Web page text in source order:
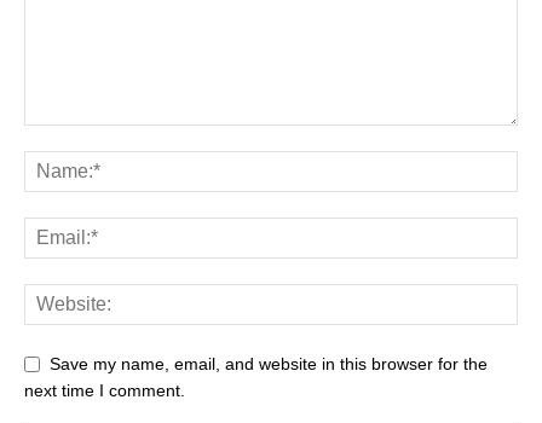
Save my name, email, and website in this browser for the
next time I comment.